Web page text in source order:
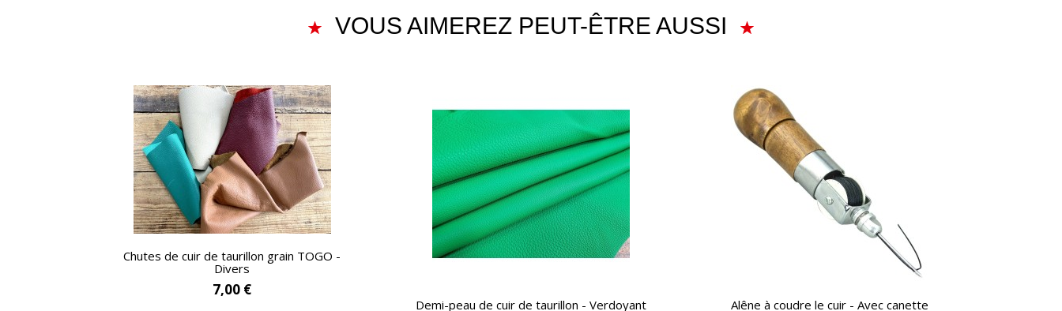
VOUS AIMEREZ PEUT-ÊTRE AUSSI
APERÇU RAPIDE
Chutes de cuir de taurillon grain TOGO -
Divers
7,00 € APERÇU RAPIDE
Demi-peau de cuir de taurillon - Verdoyant APERÇU RAPIDE
Alêne à coudre le cuir - Avec canette